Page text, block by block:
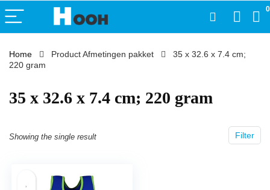
0
Home Product Afmetingen pakket
‎35 x 32.6 x 7.4 cm;
220 gram
‎35 x 32.6 x 7.4 cm; 220 gram
Filter
Showing the single result